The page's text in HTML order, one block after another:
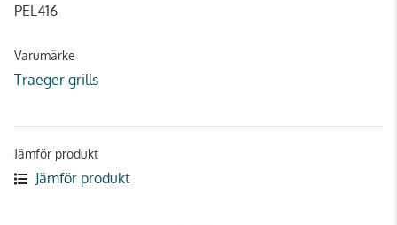
PEL416
Varumärke
Traeger grills
Jämför produkt
Jämför produkt